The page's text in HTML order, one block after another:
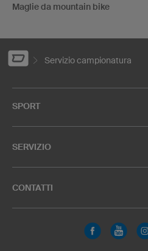
Maglie da mountain bike
Servizio campionatura
SPORT
SERVIZIO
CONTATTI